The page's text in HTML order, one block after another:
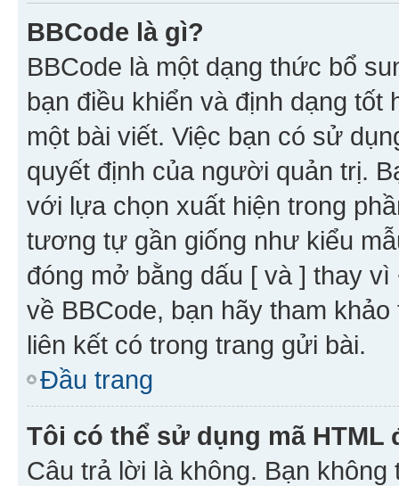
BBCode là gì?
BBCode là một dạng thức bổ
bạn điều khiển và định dạng
một bài viết. Việc bạn có sử
quyết định của người quản trị.
với lựa chọn xuất hiện trong
tương tự gần giống như kiểu
đóng mở bằng dấu [ và ] thay
về BBCode, bạn hãy tham
liên kết có trong trang gửi bài.
Đầu trang
Tôi có thể sử dụng mã
Câu trả lời là không. Bạn